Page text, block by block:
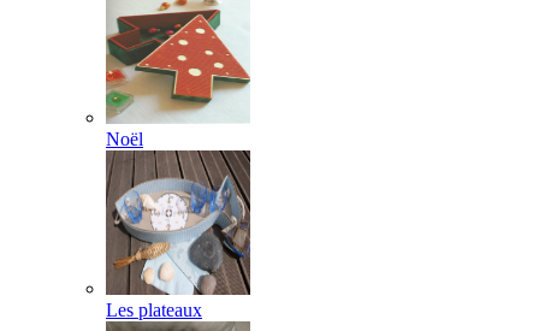
Noël
Les plateaux